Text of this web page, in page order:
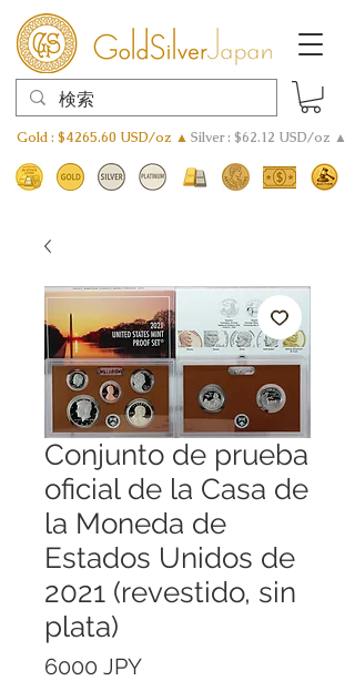
Gold : $4265.60 USD/oz ▲ Silver : $62.12 USD/oz ▲
Conjunto de prueba
oficial de la Casa de
la Moneda de
Estados Unidos de
2021 (revestido, sin
plata)
6000 JPYPrecio